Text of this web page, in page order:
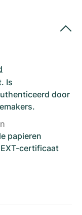
Is
door
papieren
certificaat